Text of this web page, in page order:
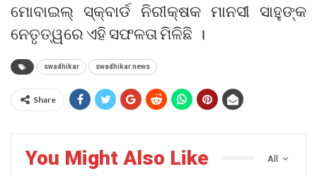
ମୋବାଇଲ୍ ସ୍କ୍ବାର୍ଡ ନିରୀକ୍ଷକ ମାନସୀ ସାହୁଙ୍କ
ନେତୃତ୍ୱରେ ଏହି ସଫଳତା ମିଳିଛି ।
swadhikar swadhikar news
Share
All
You Might Also Like